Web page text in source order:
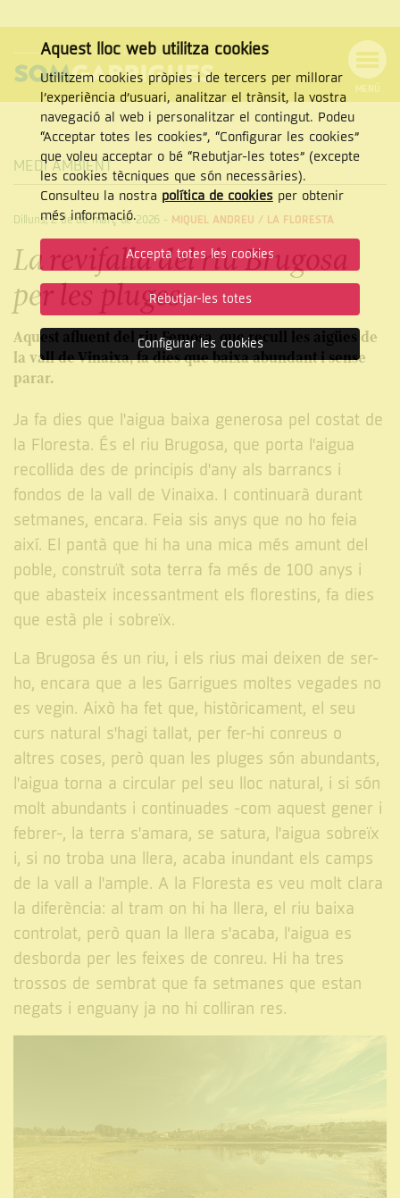
NAVEGACIÓ
MENÚ
Cercar
CERCAR
MEDI AMBIENT
Dilluns, 2 de de març de 2026 - MIQUEL ANDREU / LA FLORESTA
La revifalla del riu Brugosa
per les pluges
Aquest afluent del riu Femosa, que recull les aigües de
la vall de Vinaixa, fa dies que baixa abundant i sense
parar.
Ja fa dies que l'aigua baixa generosa pel costat de
la Floresta. És el riu Brugosa, que porta l'aigua
recollida des de principis d'any als barrancs i
fondos de la vall de Vinaixa. I continuarà durant
setmanes, encara. Feia sis anys que no ho feia
així. El pantà que hi ha una mica més amunt del
poble, construït sota terra fa més de 100 anys i
que abasteix incessantment els florestins, fa dies
que està ple i sobreïx.
La Brugosa és un riu, i els rius mai deixen de ser-
ho, encara que a les Garrigues moltes vegades no
es vegin. Això ha fet que, històricament, el seu
curs natural s'hagi tallat, per fer-hi conreus o
altres coses, però quan les pluges són abundants,
l'aigua torna a circular pel seu lloc natural, i si són
molt abundants i continuades -com aquest gener i
febrer-, la terra s'amara, se satura, l'aigua sobreïx
i, si no troba una llera, acaba inundant els camps
de la vall a l'ample. A la Floresta es veu molt clara
la diferència: al tram on hi ha llera, el riu baixa
controlat, però quan la llera s'acaba, l'aigua es
desborda per les feixes de conreu. Hi ha tres
trossos de sembrat que fa setmanes que estan
negats i enguany ja no hi colliran res.
Aquest lloc web utilitza cookies
Utilitzem cookies pròpies i de tercers per millorar
l’experiència d’usuari, analitzar el trànsit, la vostra
navegació al web i personalitzar el contingut. Podeu
“Acceptar totes les cookies”, “Configurar les cookies”
que voleu acceptar o bé “Rebutjar-les totes” (excepte
les cookies tècniques que són necessàries).
Consulteu la nostra política de cookiesper obtenir
més informació.
Accepta totes les cookies
Rebutjar-les totes
Configurar les cookies